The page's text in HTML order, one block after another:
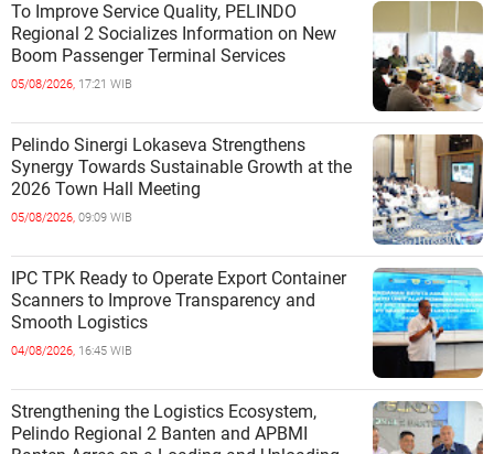
To Improve Service Quality, PELINDO
Regional 2 Socializes Information on New
Boom Passenger Terminal Services
05/08/2026, 17:21 WIB
Pelindo Sinergi Lokaseva Strengthens
Synergy Towards Sustainable Growth at the
2026 Town Hall Meeting
05/08/2026, 09:09 WIB
IPC TPK Ready to Operate Export Container
Scanners to Improve Transparency and
Smooth Logistics
04/08/2026, 16:45 WIB
Strengthening the Logistics Ecosystem,
Pelindo Regional 2 Banten and APBMI